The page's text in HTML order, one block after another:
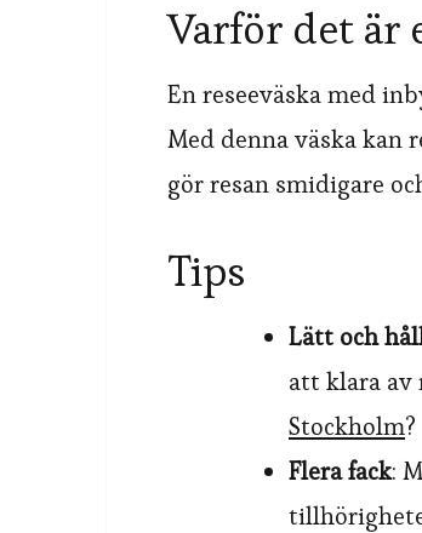
Varför det är
En reseeväska med
Med denna väska kan
gör resan smidigare
Tips
Lätt och
att klara av
Stockholm?
Flera fack: